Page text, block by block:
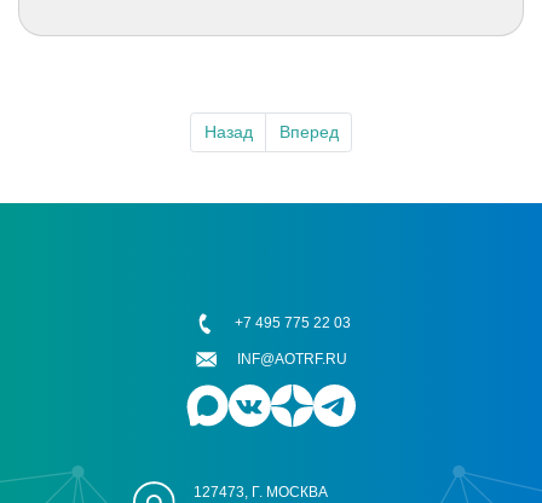
Назад Вперед
127473, Г. МОСКВА
+7 495 775 22 03
INF@AOTRF.RU